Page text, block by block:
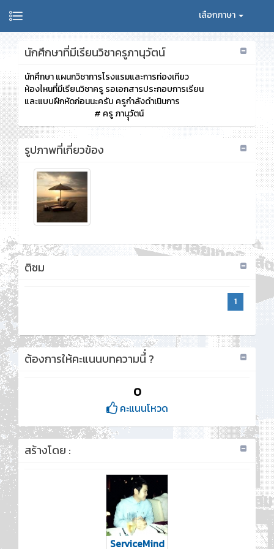
เลือกภาษา
นักศึกษาที่มีเรียนวิชาครูภานุวัตน์
นักศึกษา แผนกวิชาการโรงแรมและการท่องเทียว
ห้องไหนที่มีเรียนวิชาครู รอเอกสารประกอบการเรียน
และแบบฝึกหัดก่อนนะครับ ครูกำลังดำเนินการ
# ครู ภานุุวัตน์
รูปภาพที่เกี่ยวข้อง
ติชม
1
ต้องการให้คะแนนบทความนี้่ ?
0
คะแนนโหวด
สร้างโดย :
ServiceMind